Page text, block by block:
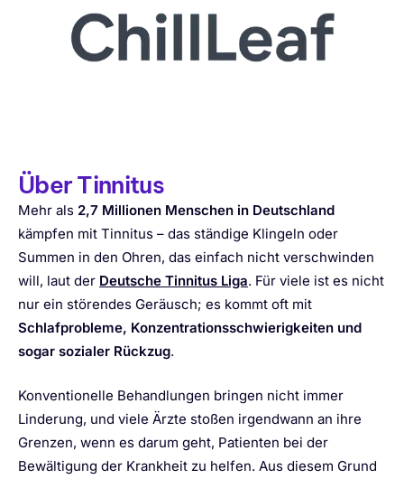
Über Tinnitus
Mehr als 2,7 Millionen Menschen in Deutschland
kämpfen mit Tinnitus – das ständige Klingeln oder
Summen in den Ohren, das einfach nicht verschwinden
will, laut der Deutsche Tinnitus Liga. Für viele ist es nicht
nur ein störendes Geräusch; es kommt oft mit
Schlafprobleme, Konzentrationsschwierigkeiten und
sogar sozialer Rückzug.
Konventionelle Behandlungen bringen nicht immer
Linderung, und viele Ärzte stoßen irgendwann an ihre
Grenzen, wenn es darum geht, Patienten bei der
Bewältigung der Krankheit zu helfen. Aus diesem Grund